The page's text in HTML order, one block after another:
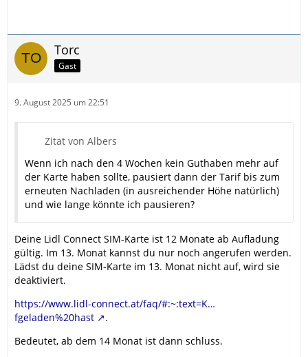
Torc
Gast
9. August 2025 um 22:51
Zitat von Albers
Wenn ich nach den 4 Wochen kein Guthaben mehr auf
der Karte haben sollte, pausiert dann der Tarif bis zum
erneuten Nachladen (in ausreichender Höhe natürlich)
und wie lange könnte ich pausieren?
Deine Lidl Connect SIM-Karte ist 12 Monate ab Aufladung
gültig. Im 13. Monat kannst du nur noch angerufen werden.
Lädst du deine SIM-Karte im 13. Monat nicht auf, wird sie
deaktiviert.
https://www.lidl-connect.at/faq/#:~:text=K…
fgeladen%20hast
.
Bedeutet, ab dem 14 Monat ist dann schluss.